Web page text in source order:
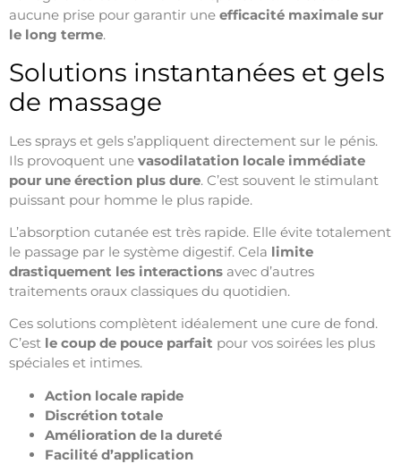
aucune prise pour garantir une efficacité maximale sur
le long terme.
Solutions instantanées et gels
de massage
Les sprays et gels s’appliquent directement sur le pénis.
Ils provoquent une vasodilatation locale immédiate
pour une érection plus dure. C’est souvent le stimulant
puissant pour homme le plus rapide.
L’absorption cutanée est très rapide. Elle évite totalement
le passage par le système digestif. Cela limite
drastiquement les interactions avec d’autres
traitements oraux classiques du quotidien.
Ces solutions complètent idéalement une cure de fond.
C’est le coup de pouce parfait pour vos soirées les plus
spéciales et intimes.
Action locale rapide
Discrétion totale
Amélioration de la dureté
Facilité d’application